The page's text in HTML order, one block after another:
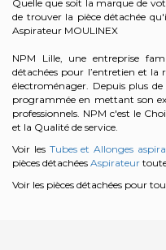
Quelle que soit la marque de
de trouver la pièce détachée
Aspirateur MOULINEX
NPM Lille, une entreprise
détachées pour l’entretien et
électroménager. Depuis plus
programmée en mettant son
professionnels. NPM c'est le
et la Qualité de service.
Voir les Tubes et Allonges
pièces détachées Aspirateur
Voir les pièces détachées pour